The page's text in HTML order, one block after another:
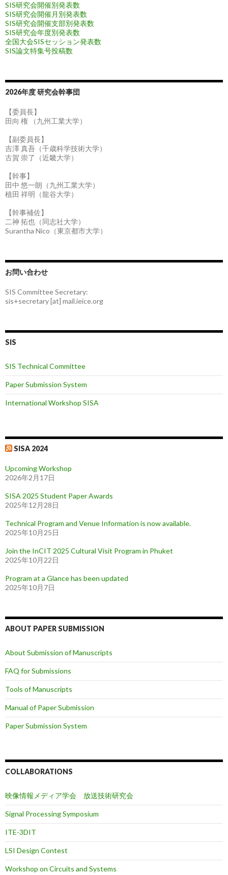
SIS研究会開催別発表数
SIS研究会開催月別発表数
SIS研究会開催支部別発表数
SIS研究会年度別発表数
全国大会SISセッション発表数
SIS論文特集号投稿数
2026年度 研究会幹事団
【委員長】
田向 権 （九州工業大学）
【副委員長】
吉澤 真吾（千歳科学技術大学）
古賀 崇了（近畿大学）
【幹事】
田中 悠一朗（九州工業大学）
植田 祥明（龍谷大学）
【幹事補佐】
二神 拓也（同志社大学）
Surantha Nico（東京都市大学）
お問い合わせ
SIS Committee Secretary:
sis+secretary [at] mail.ieice.org
SIS
SIS Technical Committee
Paper Submission System
International Workshop SISA
SISA 2024
Upcoming Workshop
2026年2月17日
SISA 2025 Student Paper Awards
2025年12月28日
Technical Program and Venue Information is now available.
2025年10月25日
Join the InCIT 2025 Cultural Visit Program in Phuket
2025年10月22日
Program at a Glance has been updated
2025年10月7日
ABOUT PAPER SUBMISSION
About Submission of Manuscripts
FAQ for Submissions
Tools of Manuscripts
Manual of Paper Submission
Paper Submission System
COLLABORATIONS
映像情報メディア学会 放送技術研究会
Signal Processing Symposium
ITE-3DIT
LSI Design Contest
Workshop on Circuits and Systems